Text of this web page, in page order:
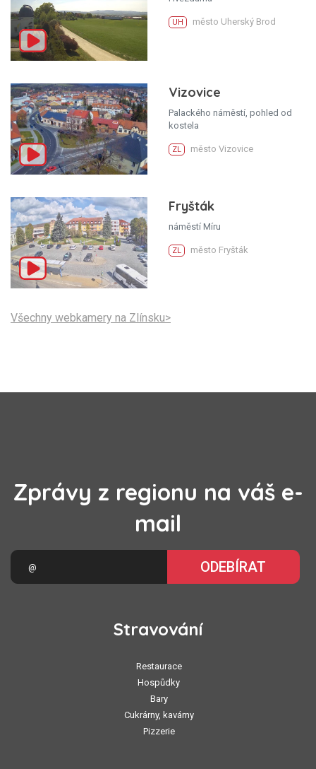
UH město Uherský Brod
Vizovice
Palackého náměstí, pohled od
kostela
ZL město Vizovice
Fryšták
náměstí Míru
ZL město Fryšták
Všechny webkamery na Zlínsku>
Zprávy z regionu na váš e-
mail
ODEBÍRAT
Stravování
Restaurace
Hospůdky
Bary
Cukrárny, kavárny
Pizzerie